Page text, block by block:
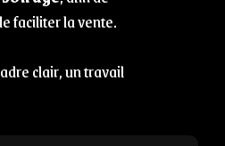
faciliter la vente.
clair, un travail